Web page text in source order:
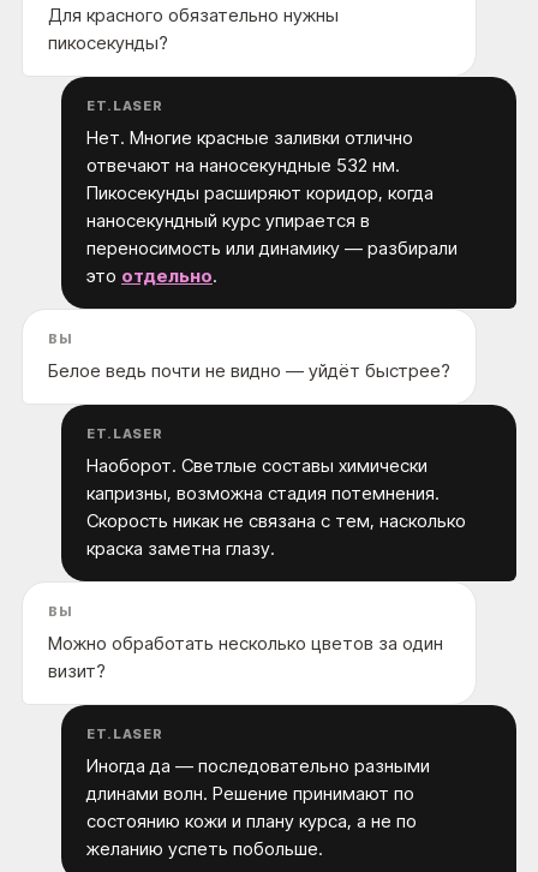
Для красного обязательно нужны
пикосекунды?
ET.LASER
Нет. Многие красные заливки отлично
отвечают на наносекундные 532 нм.
Пикосекунды расширяют коридор, когда
наносекундный курс упирается в
переносимость или динамику — разбирали
это отдельно.
ВЫ
Белое ведь почти не видно — уйдёт быстрее?
ET.LASER
Наоборот. Светлые составы химически
капризны, возможна стадия потемнения.
Скорость никак не связана с тем, насколько
краска заметна глазу.
ВЫ
Можно обработать несколько цветов за один
визит?
ET.LASER
Иногда да — последовательно разными
длинами волн. Решение принимают по
состоянию кожи и плану курса, а не по
желанию успеть побольше.
РОССИИ И СНГ. ОТЗЫВОВ МНОГО, ЦЕНЫ НЕ
ОТ МЕТРО ПАВЕЛЕЦКАЯ.
РЕЗУЛЬТАТ - ГАРАНТИРУЕМ.*
удаления тату ET.LASER